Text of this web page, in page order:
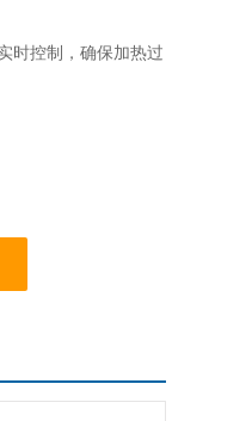
时控制，确保加热过